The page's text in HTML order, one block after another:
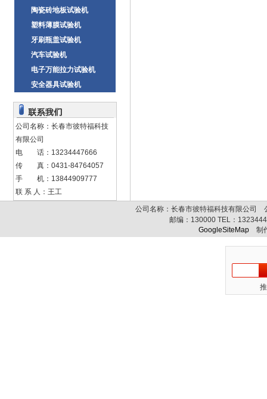
陶瓷砖地板试验机
塑料薄膜试验机
牙刷瓶盖试验机
汽车试验机
电子万能拉力试验机
安全器具试验机
公司名称：长春市彼特福科技
有限公司
电 话：13234447666
传 真：0431-84764057
手 机：13844909777
联 系 人：王工
公司名称：长春市彼特福科技有限公司
邮编： 130000TEL：
GoogleSiteMap 制